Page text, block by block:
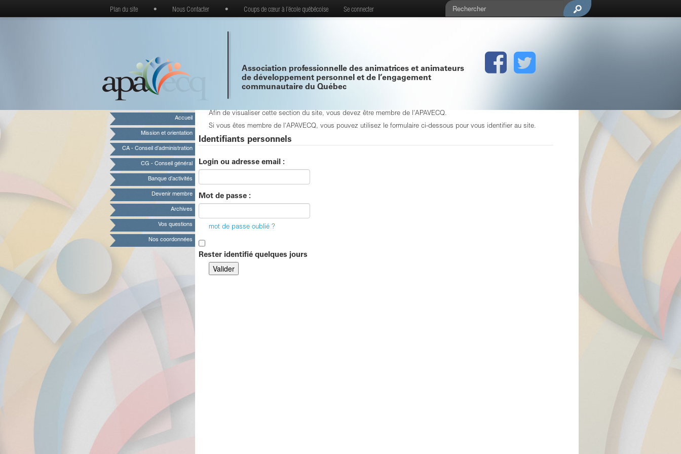
Plan du site • Nous Contacter • Coups de cœur à l’école québécoise Se connecter
Association professionnelle des animatrices et animateurs
de développement personnel et de l’engagement
communautaire du Québec
Accueil
Mission et orientation
CA - Conseil d’administration
CG - Conseil général
Banque d’activités
Devenir membre
Archives
Vos questions
Nos coordonnées
Afin de visualiser cette section du site, vous devez être membre de l'APAVECQ.
Si vous êtes membre de l'APAVECQ, vous pouvez utilisez le formulaire ci-dessous pour vous identifier au site.
Identifiants personnels
Login ou adresse email :
Mot de passe :
mot de passe oublié ?
Rester identifié quelques jours